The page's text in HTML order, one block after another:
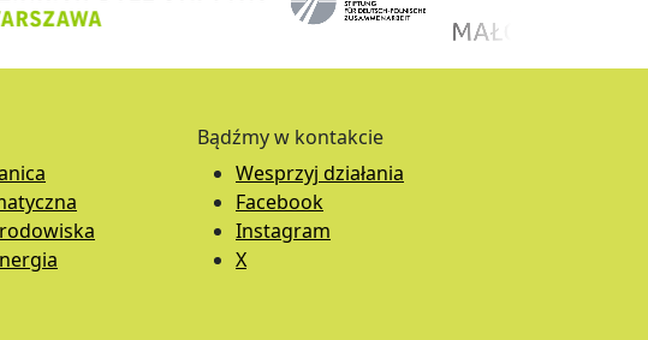
Bądźmy w kontakcie
Wesprzyj działania
Facebook
Instagram
X